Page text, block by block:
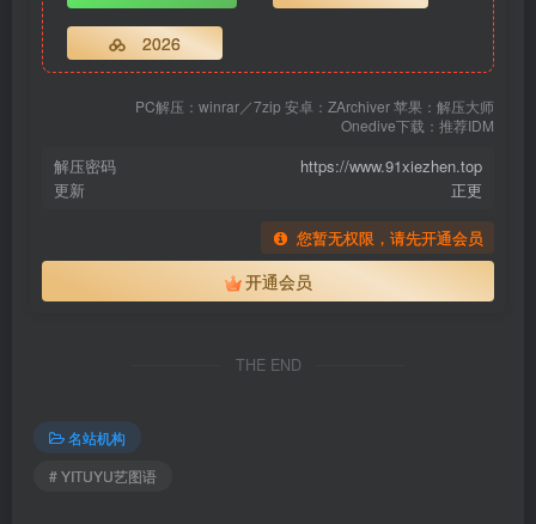
[YITUYU艺图语]2026.03.02 宋制｜“满架蔷薇一院香” 半汐[22P／
171MB]
[YITUYU艺图语]2026.03.02 单曲循环的午后 就叫常天然[10P／
[YITUYU艺图语]2026.03.01 美人如花 蔸小黄鸡[10P／169MB]
[YITUYU艺图语]2026.03.01 水手服少女与小熊娃娃的午后 小山早见
[YITUYU艺图语]2026.03.01 春日印象 就叫常天然[10P／58MB]
[YITUYU艺图语]2026.03.01 唐｜花钿 谢昀[20P／178MB]
[YITUYU艺图语]2026.02.28 夜樱 就叫常天然[9P／25MB]
33MB]
[YITUYU艺图语]2026.02.28 Dancer 贝贝[16P／156MB]
2026
PC解压：winrar／7zip 安卓：ZArchiver 苹果：解压大师
Onedive下载：推荐IDM
解压密码
https://www.91xiezhen.top
更新
正更
您暂无权限，请先开通会员
开通会员
THE END
名站机构
# YITUYU艺图语